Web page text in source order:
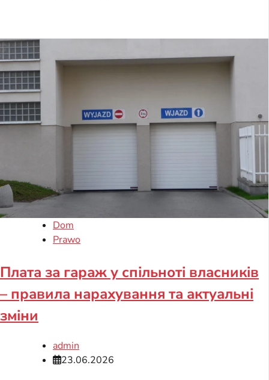
Dom
Prawo
Плата за гараж у спільноті власників
– правила нарахування та актуальні
зміни
admin
23.06.2026